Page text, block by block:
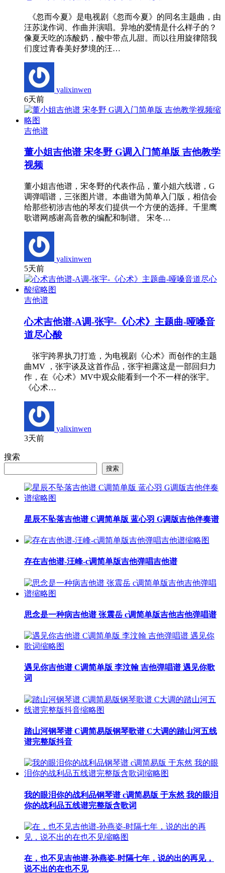
《忽而今夏》是电视剧《忽而今夏》的同名主题曲，由
汪苏泷作词、作曲并演唱。异地的爱情是什么样子的？
像夏天吃的冻酸奶，酸中带点儿甜。而以往用旋律陪我
们度过青春美好梦境的汪…
yalixinwen
6天前
吉他谱
董小姐吉他谱 宋冬野 G调入门简单版 吉他教学
视频
董小姐吉他谱，宋冬野的代表作品，董小姐六线谱，G
调弹唱谱，三张图片谱。本曲谱为简单入门版，相信会
给那些初涉吉他的琴友们提供一个方便的选择。千里鹰
歌谱网感谢高音教的编配和制谱。 宋冬…
yalixinwen
5天前
吉他谱
心术吉他谱-A调-张宇-《心术》主题曲-哑嗓音
道尽心酸
张宇跨界执刀打造，为电视剧《心术》而创作的主题
曲MV ，张宇谈及这首作品，张宇袒露这是一部回归力
作，在《心术》MV中观众能看到一个不一样的张宇。
《心术…
yalixinwen
3天前
搜索
搜索
星辰不坠落吉他谱 C调简单版 蓝心羽 G调版吉他伴奏谱
存在吉他谱-汪峰-c调简单版吉他弹唱吉他谱
思念是一种病吉他谱 张震岳 c调简单版吉他吉他弹唱谱
遇见你吉他谱 C调简单版 李汶翰 吉他弹唱谱 遇见你歌
词
踏山河钢琴谱 C调简易版钢琴歌谱 C大调的踏山河五线
谱完整版抖音
我的眼泪你的战利品钢琴谱 c调简易版 于东然 我的眼泪
你的战利品五线谱完整版含歌词
在，也不见吉他谱-孙燕姿-时隔七年，说的出的再见，
说不出的在也不见